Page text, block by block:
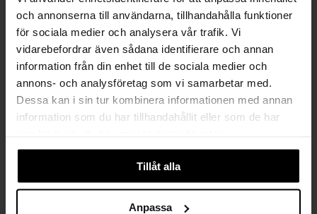
och annonserna till användarna, tillhandahålla funktioner
för sociala medier och analysera vår trafik. Vi
vidarebefordrar även sådana identifierare och annan
information från din enhet till de sociala medier och
annons- och analysföretag som vi samarbetar med.
Dessa kan i sin tur kombinera informationen med annan
information som du har tillhandahållit eller som de har
Tillåt alla
Anpassa
SAMLA BONUS I KUNDKLUBBEN
Håll dig uppdaterad
PRENUMERERA